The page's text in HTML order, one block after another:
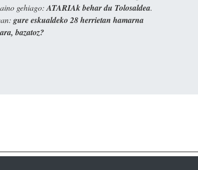
gehiago: ATARIAk behar du Tolosaldea.
gure eskualdeko 28 herrietan hamarna
bazatoz?